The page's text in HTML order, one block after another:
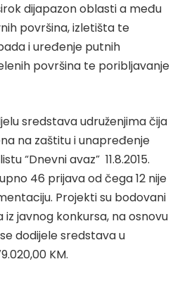
dijapazon oblasti a među
površina, izletišta te
i uređenje putnih
površina te poribljavanje
sredstava udruženjima čija
na zaštitu i unapređenje
“Dnevni avaz” 11.8.2015.
46 prijava od čega 12 nije
Projekti su bodovani
javnog konkursa, na osnovu
dodijele sredstava u
KM.